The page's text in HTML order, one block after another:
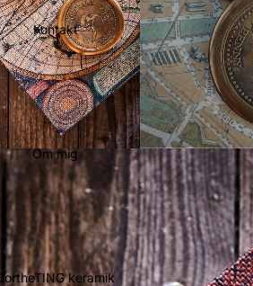
Kontakt
Om mig
keramik